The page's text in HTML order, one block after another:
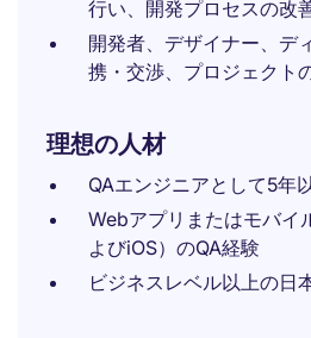
行い、開発プロセスの改
開発者、デザイナー、デ
携・交渉、プロジェクト
理想の人材
QAエンジニアとして5年
Webアプリまたはモバイ
よびiOS）のQA経験
ビジネスレベル以上の日